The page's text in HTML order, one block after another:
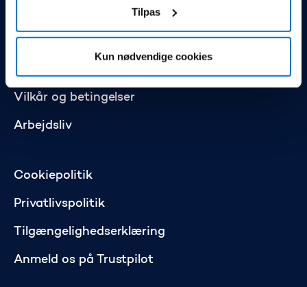
Tilpas
Kun nødvendige cookies
Vilkår og betingelser
Arbejdsliv
Cookiepolitik
Privatlivspolitik
Tilgængelighedserklæring
Anmeld os på Trustpilot